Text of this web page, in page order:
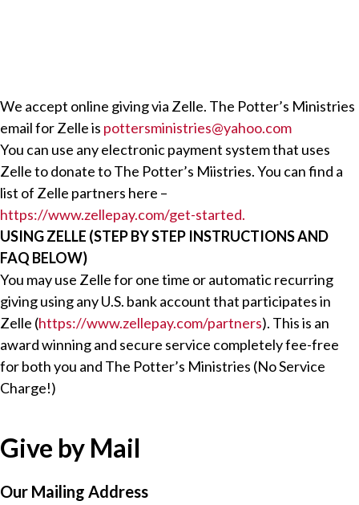
We accept online giving via Zelle. The Potter’s Ministries
email for Zelle is pottersministries@yahoo.com
You can use any electronic payment system that uses
Zelle to donate to The Potter’s Miistries. You can find a
list of Zelle partners here –
https://www.zellepay.com/get-started.
USING ZELLE (STEP BY STEP INSTRUCTIONS AND
FAQ BELOW)
You may use Zelle for one time or automatic recurring
giving using any U.S. bank account that participates in
Zelle (https://www.zellepay.com/partners). This is an
award winning and secure service completely fee-free
for both you and The Potter’s Ministries (No Service
Charge!)
Give by Mail
Our Mailing Address